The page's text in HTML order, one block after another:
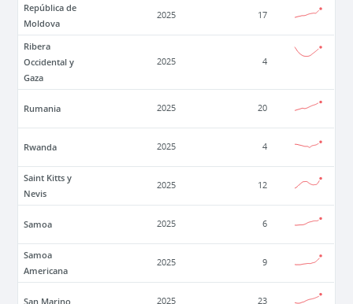
República de
Moldova
2025 17
Ribera
Occidental y
Gaza
2025 4
Rumania 2025 20
Rwanda 2025 4
Saint Kitts y
Nevis
2025 12
Samoa 2025 6
Samoa
Americana
2025 9
San Marino 2025 23